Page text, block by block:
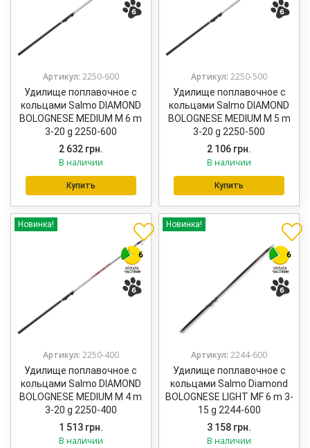
Артикул: 2250-600
Удилище поплавочное с
кольцами Salmo DIAMOND
BOLOGNESE MEDIUM M 6 m
3-20 g 2250-600
2 632 грн.
В наличии
Купить
Артикул:2250-500
Удилище поплавочное с
кольцами Salmo DIAMOND
BOLOGNESE MEDIUM M 5 m
3-20 g 2250-500
2 106 грн.
В наличии
Купить
Новинка!
Артикул: 2250-400
Удилище поплавочное с
кольцами Salmo DIAMOND
BOLOGNESE MEDIUM M 4 m
3-20 g 2250-400
1 513 грн.
В наличии
Новинка!
Артикул:2244-600
Удилище поплавочное с
кольцами Salmo Diamond
BOLOGNESE LIGHT MF 6 m 3-
15 g 2244-600
3 158 грн.
В наличии